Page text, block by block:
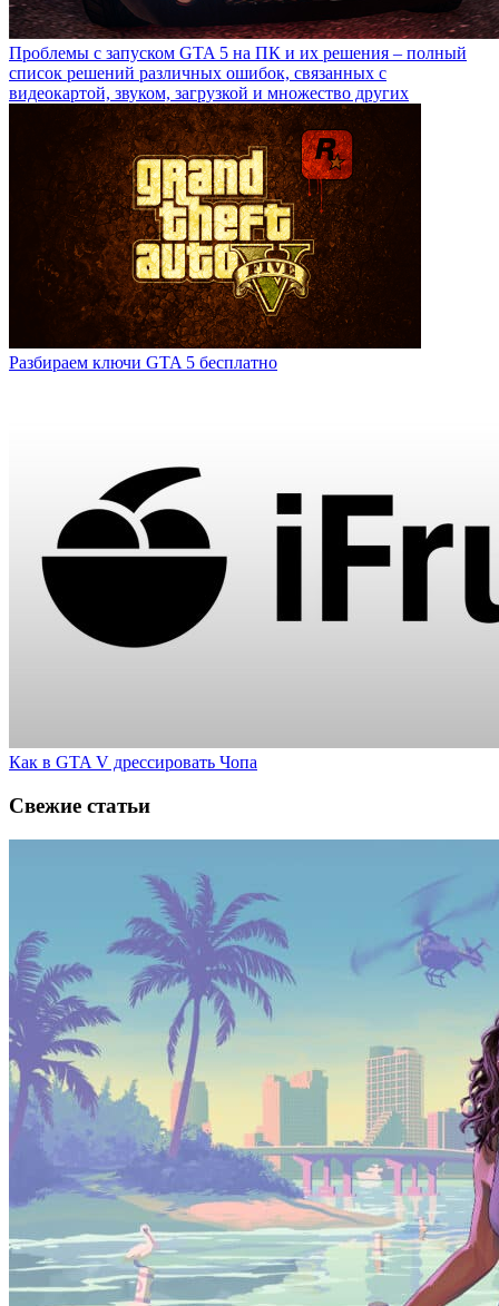
Проблемы с запуском GTA 5 на ПК и их решения – полный
список решений различных ошибок, связанных с
видеокартой, звуком, загрузкой и множество других
Разбираем ключи GTA 5 бесплатно
Как в GTA V дрессировать Чопа
Свежие статьи